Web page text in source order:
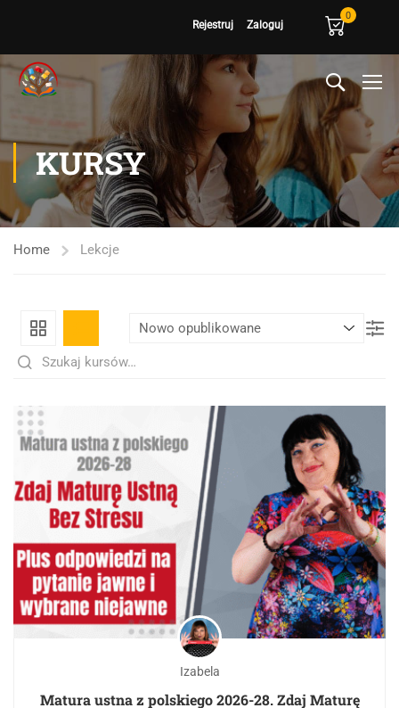
Rejestruj Zaloguj
0
KURSY
Home Lekcje
Izabela
Matura ustna z polskiego 2026-28. Zdaj Maturę